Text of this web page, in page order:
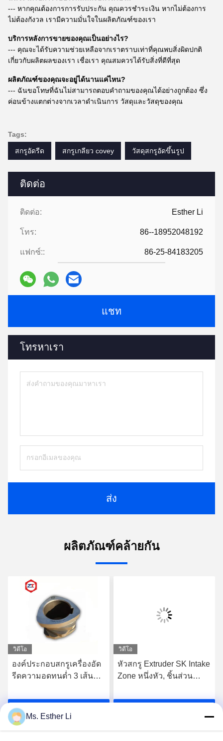
ติดต่อ
ติดต่อ: Esther Li
โทร: 86--18952048192
แฟกซ์:: 86-25-84183205
แชท
โทรหาเรา
ส่ง
--- หากคุณต้องการการรับประกัน คุณควรชำระเงิน หากไม่ต้องการ
ไม่ต้องกังวล เรามีความมั่นใจในผลิตภัณฑ์ของเรา
บริการหลังการขายของคุณเป็นอย่างไร?
--- คุณจะได้รับความช่วยเหลือจากเราตราบเท่าที่คุณพบสิ่งผิดปกติ
เกี่ยวกับผลิตผลของเรา เชื่อเรา คุณสมควรได้รับสิ่งที่ดีที่สุด
ผลิตภัณฑ์ของคุณจะอยู่ได้นานแค่ไหน?
--- ฉันขอโทษที่ฉันไม่สามารถตอบคำถามของคุณได้อย่างถูกต้อง ซึ่ง
ค่อนข้างแตกต่างจากเวลาดำเนินการ วัสดุและวัสดุของคุณ
Tags:
สกรูอัดรีด สกรูเกลียว covey วัสดุสกรูอัดขึ้นรูป
ผลิตภัณฑ์คล้ายกัน
วิดีโอ
องค์ประกอบสกรูเครื่องอัด
รีดความอดทนต่ำ 3 เส้น
เครื่อง WP องค์ประกอบสก
รูเครื่องอัดรีดสกรูคู่
พลาสติก
รับราคาที่ดีที่สุด
วิดีโอ
หัวสกรู Extruder SK Intake
Zone หนึ่งหัว, ชิ้นส่วน
62.4mm OD Screw
Ms. Esther Li